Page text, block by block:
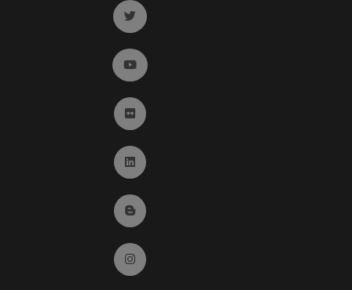
Ir a twitter (abre en ventana nueva)
Ir a YouTube (abre en ventana nueva)
Ir a Flickr (abre en ventana nueva)
Ir a Linkedin (abre en ventana nueva)
Ir al Blog (abre en ventana nueva)
Ir a Instagram (abre en ventana nueva)